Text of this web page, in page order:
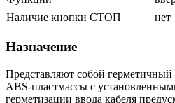
Наличие кнопки СТОП
нет
Назначение
Представляют собой герметичный
ABS-пластмассы с
герметизации ввода кабеля